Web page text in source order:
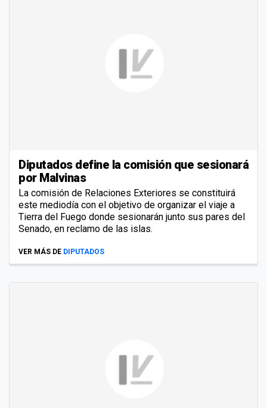
Diputados define la comisión que sesionará
por Malvinas
La comisión de Relaciones Exteriores se constituirá
este mediodía con el objetivo de organizar el viaje a
Tierra del Fuego donde sesionarán junto sus pares del
Senado, en reclamo de las islas.
VER MÁS DE DIPUTADOS